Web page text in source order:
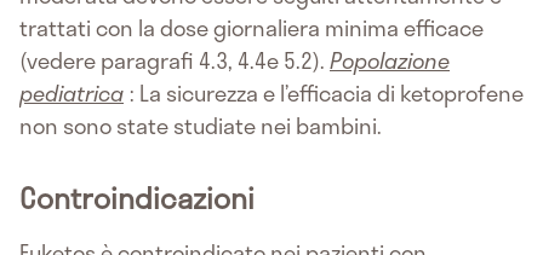
trattati con la dose giornaliera minima efficace
(vedere paragrafi 4.3, 4.4e 5.2).Popolazione
pediatrica : La sicurezza e l’efficacia di ketoprofene
non sono state studiate nei bambini.
Controindicazioni